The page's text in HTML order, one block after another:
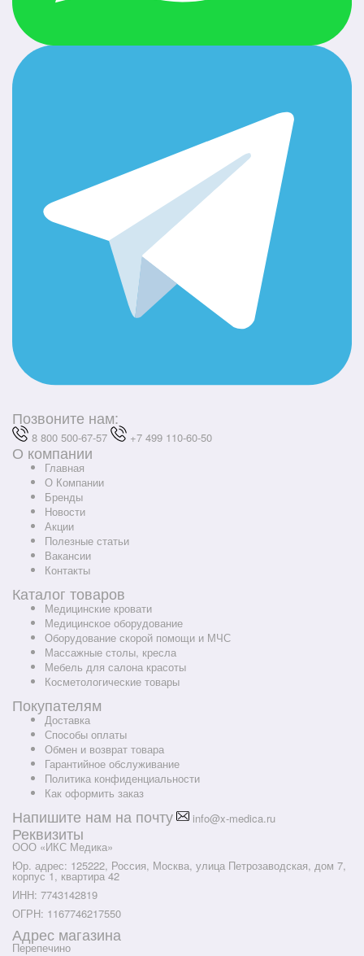
Позвоните нам:
8 800 500-67-57 +7 499 110-60-50
О компании
Главная
О Компании
Бренды
Новости
Акции
Полезные статьи
Вакансии
Контакты
Каталог товаров
Медицинские кровати
Медицинское оборудование
Оборудование скорой помощи и МЧС
Массажные столы, кресла
Мебель для салона красоты
Косметологические товары
Покупателям
Доставка
Способы оплаты
Обмен и возврат товара
Гарантийное обслуживание
Политика конфиденциальности
Как оформить заказ
Напишите нам на почту info@x-medica.ru
Реквизиты
ООО «ИКС Медика»
Юр. адрес: 125222, Россия, Москва, улица Петрозаводская, дом 7,
корпус 1, квартира 42
ИНН: 7743142819
ОГРН: 1167746217550
Адрес магазина
Перепечино